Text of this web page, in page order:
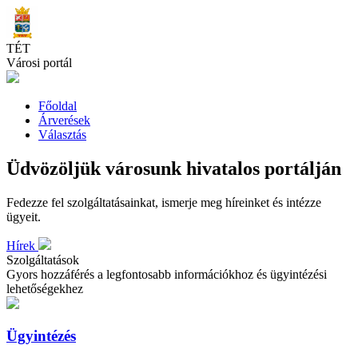
Skip
to
main
content
TÉT
Városi portál
Főoldal
Árverések
Választás
Üdvözöljük városunk hivatalos portálján
Fedezze fel szolgáltatásainkat, ismerje meg híreinket és intézze
ügyeit.
Hírek
Szolgáltatások
Gyors hozzáférés a legfontosabb információkhoz és ügyintézési
lehetőségekhez
Ügyintézés